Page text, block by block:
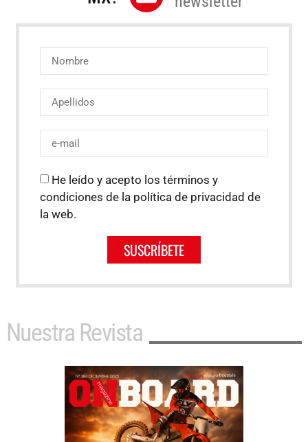
He leído y acepto los términos y
condiciones de la política de privacidad de
la web.
SUSCRÍBETE
Nuestra Revista